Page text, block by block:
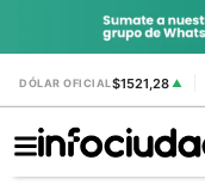
DÓLAR OFICIAL$1521,28 ▲